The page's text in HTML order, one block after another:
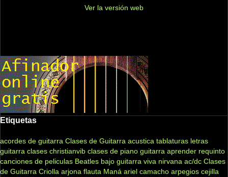
Ver la versión web
Etiquetas
acordes de guitarra Clases de Guitarra acustica tablaturas letras
guitarra clases christianvib clases de piano guitarra aprender requinto
canciones de peliculas Beatles bajo guitarra viva nirvana ac/dc Clases
de Guitarra Criolla arjona flauta Maná ariel camacho arpegios cejilla